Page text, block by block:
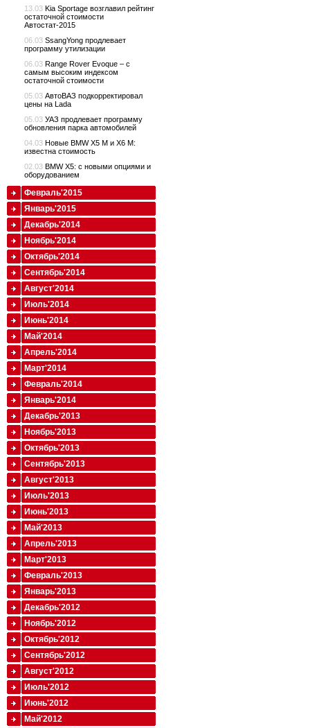
13.03 Kia Sportage возглавил рейтинг
остаточной стоимости
Автостат-2015
06.03 SsangYong продлевает
программу утилизации
06.03 Range Rover Evoque – с
самым высоким индексом
остаточной стоимости
05.03 АвтоВАЗ подкорректировал
цены на Lada
05.03 УАЗ продлевает программу
обновления парка автомобилей
04.03 Новые BMW X5 M и X6 M:
известна стоимость
02.03 BMW X5: с новыми опциями и
оборудованием
Февраль'2015
Январь'2015
Декабрь'2014
Ноябрь'2014
Октябрь'2014
Сентябрь'2014
Август'2014
Июль'2014
Июнь'2014
Май'2014
Апрель'2014
Март'2014
Февраль'2014
Январь'2014
Декабрь'2013
Ноябрь'2013
Октябрь'2013
Сентябрь'2013
Август'2013
Июль'2013
Июнь'2013
Май'2013
Апрель'2013
Март'2013
Февраль'2013
Январь'2013
Декабрь'2012
Ноябрь'2012
Октябрь'2012
Сентябрь'2012
Август'2012
Июль'2012
Июнь'2012
Май'2012